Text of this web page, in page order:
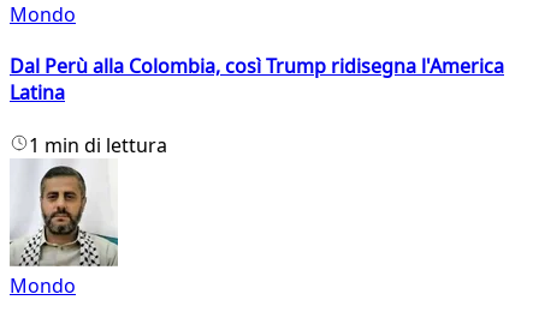
Mondo
Dal Perù alla Colombia, così Trump ridisegna l'America
Latina
1 min di lettura
Mondo